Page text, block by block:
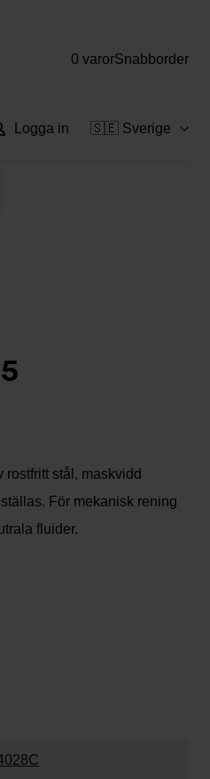
0 varorSnabborder
Logga in 🇸🇪 Sverige
stål, maskvidd
För mekanisk rening
fluider.